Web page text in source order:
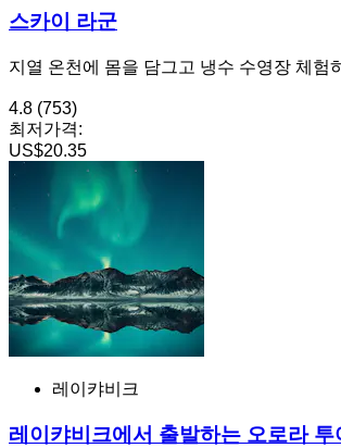
스카이 라군
지열 온천에 몸을 담그고 냉수 수영장 체험
4.8 (753)
최저가격:
US$20.35
레이캬비크
레이캬비크에서 출발하는 오로라 투